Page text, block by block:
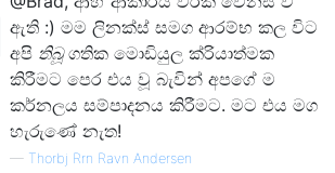
ඇති :) මම ලිනක්ස් සමග ආරම්භ කල විට
අපි තිබූගතික මොඩියුල ක්රියාත්මක
කිරීමට පෙර එය වූ බැවින් අපගේ ම
කර්නලය සම්පාදනය කිරීමට. මට එය මග
හැරුණේ නැත!
— Thorbj Rrn Ravn Andersen